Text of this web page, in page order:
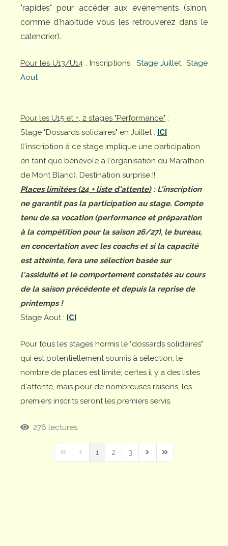
"rapides" pour accéder aux événements (sinon,
comme d'habitude vous les retrouverez dans le
calendrier).
Pour les U13/U14, Inscriptions :Stage Juillet Stage
Aout
Pour les U15 et +, 2 stages "Performance" :
Stage "Dossards solidaires" en Juillet : ICI
(l'inscription à ce stage implique une participation
en tant que bénévole à l'organisation du Marathon
de Mont Blanc). Destination surprise !!
Places limitées (24 + liste d'attente): L'inscription
ne garantit pas la participation au stage. Compte
tenu de sa vocation (performance et préparation
à la compétition pour la saison 26/27), le bureau,
en concertation avec les coachs et si la capacité
est atteinte, fera une sélection basée sur
l'assiduité et le comportement constatés au cours
de la saison précédente et depuis la reprise de
printemps !
Stage Aout : ICI
Pour tous les stages hormis le "dossards solidaires"
qui est potentiellement soumis à sélection, le
nombre de places est limité; certes il y a des listes
d'attente, mais pour de nombreuses raisons, les
premiers inscrits seront les premiers servis.
276 lectures
First PagePrevious Page
1 2 3
Next PageLast Page